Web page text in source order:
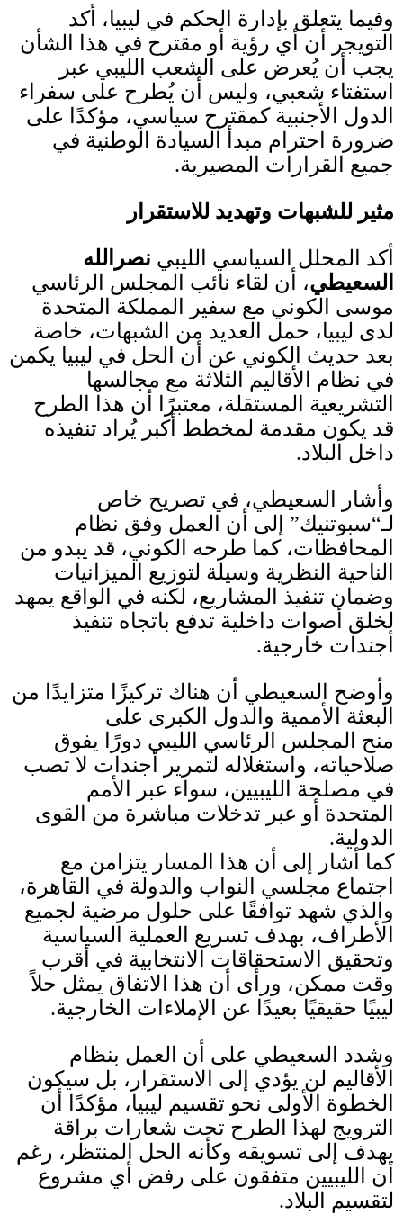
وفيما يتعلق بإدارة الحكم في ليبيا، أكد
التويجر أن أي رؤية أو مقترح في هذا الشأن
يجب أن يُعرض على الشعب الليبي عبر
استفتاء شعبي، وليس أن يُطرح على سفراء
الدول الأجنبية كمقترح سياسي، مؤكدًا على
ضرورة احترام مبدأ السيادة الوطنية في
جميع القرارات المصيرية.
مثير للشبهات وتهديد للاستقرار
أكد المحلل السياسي الليبي نصرالله
السعيطي، أن لقاء نائب المجلس الرئاسي
موسى الكوني مع سفير المملكة المتحدة
لدى ليبيا، حمل العديد من الشبهات، خاصة
بعد حديث الكوني عن أن الحل في ليبيا يكمن
في نظام الأقاليم الثلاثة مع مجالسها
التشريعية المستقلة، معتبرًا أن هذا الطرح
قد يكون مقدمة لمخطط أكبر يُراد تنفيذه
داخل البلاد.
وأشار السعيطي، في تصريح خاص
لـ“سبوتنيك”
إلى أن العمل وفق نظام
المحافظات، كما طرحه الكوني، قد يبدو من
الناحية النظرية وسيلة لتوزيع الميزانيات
وضمان تنفيذ المشاريع، لكنه في الواقع يمهد
لخلق أصوات داخلية تدفع باتجاه تنفيذ
أجندات خارجية.
وأوضح السعيطي أن هناك تركيزًا متزايدًا من
البعثة الأممية والدول الكبرى على
منح المجلس الرئاسي الليبي دورًا يفوق
صلاحياته، واستغلاله لتمرير أجندات لا تصب
في مصلحة الليبيين، سواء عبر الأمم
المتحدة أو عبر تدخلات مباشرة من القوى
الدولية.
كما أشار إلى أن هذا المسار يتزامن مع
اجتماع مجلسي النواب والدولة في القاهرة،
والذي شهد توافقًا على حلول مرضية لجميع
الأطراف، بهدف تسريع العملية السياسية
وتحقيق الاستحقاقات الانتخابية في أقرب
وقت ممكن، ورأى أن هذا الاتفاق يمثل حلاً
ليبيًا حقيقيًا بعيدًا عن الإملاءات الخارجية.
وشدد السعيطي على أن العمل بنظام
الأقاليم لن يؤدي إلى الاستقرار، بل سيكون
الخطوة الأولى نحو تقسيم ليبيا، مؤكدًا أن
الترويج لهذا الطرح تحت شعارات براقة
يهدف إلى تسويقه وكأنه الحل المنتظر، رغم
أن الليبيين متفقون على رفض أي مشروع
لتقسيم البلاد.